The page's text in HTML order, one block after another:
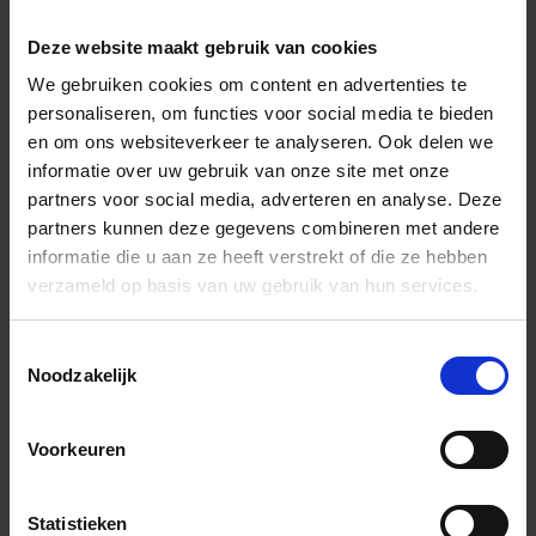
Deze website maakt gebruik van cookies
We gebruiken cookies om content en advertenties te
personaliseren, om functies voor social media te bieden
en om ons websiteverkeer te analyseren. Ook delen we
informatie over uw gebruik van onze site met onze
partners voor social media, adverteren en analyse. Deze
partners kunnen deze gegevens combineren met andere
informatie die u aan ze heeft verstrekt of die ze hebben
verzameld op basis van uw gebruik van hun services.
Noodzakelijk
Voorkeuren
Statistieken
Onze verkoopspecialisten staan graag voor je klaar:
Za 10.00 – 15.00
+31 (0) 478 - 69 11 63 Productaanvraag
Andere Series van Schlüter Systems
Alternatieve producten